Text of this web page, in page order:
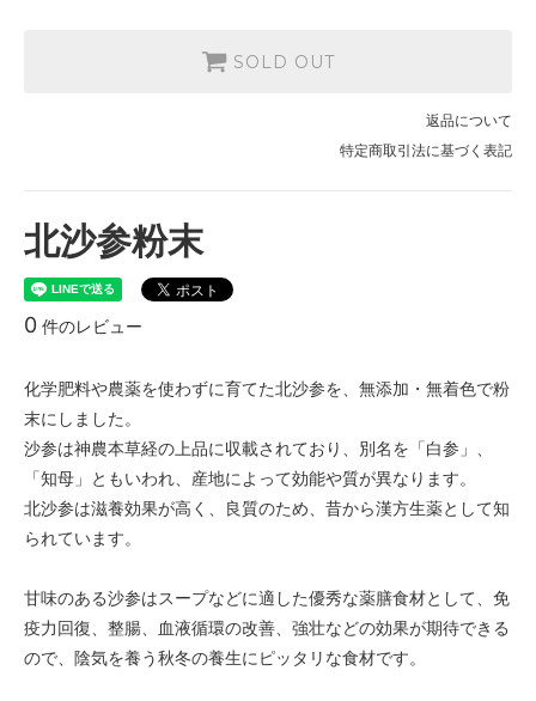
SOLD OUT
返品について
特定商取引法に基づく表記
北沙参粉末
0 件のレビュー
化学肥料や農薬を使わずに育てた北沙参を、無添加・無着色で粉
末にしました。
沙参は神農本草経の上品に収載されており、別名を「白参」、
「知母」ともいわれ、産地によって効能や質が異なります。
北沙参は滋養効果が高く、良質のため、昔から漢方生薬として知
られています。
甘味のある沙参はスープなどに適した優秀な薬膳食材として、免
疫力回復、整腸、血液循環の改善、強壮などの効果が期待できる
ので、陰気を養う秋冬の養生にピッタリな食材です。